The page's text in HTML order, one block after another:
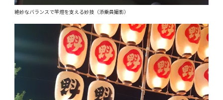
絶妙なバランスで竿燈を支える妙技（添乗員撮影）